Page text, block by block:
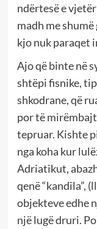
ndërtesë e
madh me
kjo nuk paraqet
Ajo që binte në
shtëpi fisnike,
shkodrane, që
por të
tepruar. Kishte
nga koha kur
Adriatikut,
qenë “kandila”,
objekteve edhe
një lugë druri.